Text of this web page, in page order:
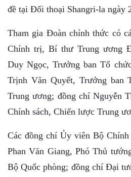
đề tại Đối thoại Shangri-la ngày
Tham gia Đoàn chính thức có
Chính trị, Bí thư Trung ương
Duy Ngọc, Trưởng ban Tổ
Trịnh Văn Quyết, Trưởng ban
Trung ương; đồng chí Nguyễn
Chính sách, Chiến lược Trung
Các đồng chí Ủy viên Bộ
Phan Văn Giang, Phó Thủ
Bộ Quốc phòng; đồng chí Đại